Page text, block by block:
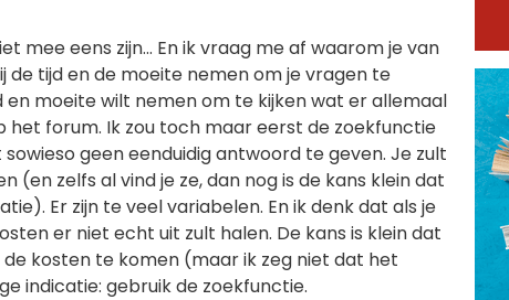
mee eens zijn... En ik vraag me af waarom je van
tijd en de moeite nemen om je vragen te
en moeite wilt nemen om te kijken wat er allemaal
het forum. Ik zou toch maar eerst de zoekfunctie
geen eenduidig antwoord te geven. Je zult
(en zelfs al vind je ze, dan nog is de kans klein dat
Er zijn te veel variabelen. En ik denk dat als je
er niet echt uit zult halen. De kans is klein dat
kosten te komen (maar ik zeg niet dat het
indicatie: gebruik de zoekfunctie.